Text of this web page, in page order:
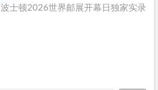
post:
波士顿2026世界邮展开幕日独家实录